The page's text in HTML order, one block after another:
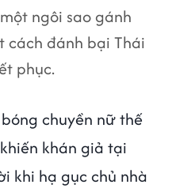
ngôi sao gánh
cách đánh bại Thái
phục.
chuyền nữ thế
khán giả tại
khi hạ gục chủ nhà